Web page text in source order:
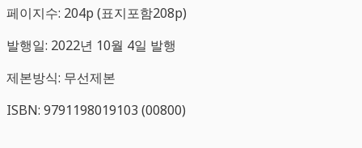
페이지수: 204p (표지포함208p)
발행일: 2022년 10월 4일 발행
제본방식: 무선제본
ISBN: 9791198019103 (00800)